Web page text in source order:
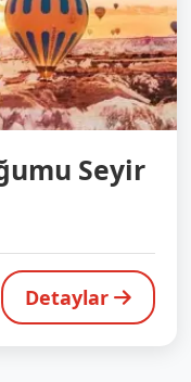
Seyir
Detaylar